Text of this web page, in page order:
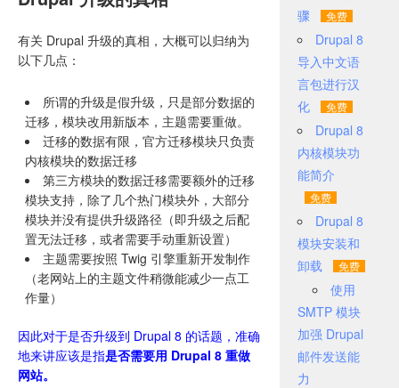
有关 Drupal 升级的真相，大概可以归纳为
以下几点：
所谓的升级是假升级，只是部分数据的
迁移，模块改用新版本，主题需要重做。
迁移的数据有限，官方迁移模块只负责
内核模块的数据迁移
第三方模块的数据迁移需要额外的迁移
模块支持，除了几个热门模块外，大部分
模块并没有提供升级路径（即升级之后配
置无法迁移，或者需要手动重新设置）
主题需要按照 Twig 引擎重新开发制作
（老网站上的主题文件稍微能减少一点工
作量）
因此对于是否升级到 Drupal 8 的话题，准确
地来讲应该是指是否需要用 Drupal 8 重做
网站。
骤
Drupal 8
导入中文语
言包进行汉
化
Drupal 8
内核模块功
能简介
Drupal 8
模块安装和
卸载
使用
SMTP 模块
加强 Drupal
邮件发送能
力